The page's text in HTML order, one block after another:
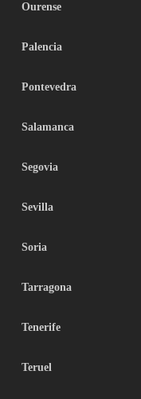
Ourense
Palencia
Pontevedra
Salamanca
Segovia
Sevilla
Soria
Tarragona
Tenerife
Teruel